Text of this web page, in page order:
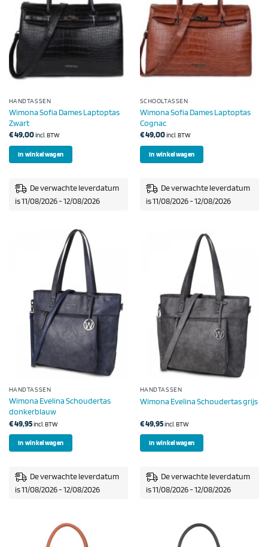
HANDTASSEN
Wimona Sofia Dames Laptoptas
Zwart
€49,00incl. BTW
In winkelwagen
De verwachte leverdatum
is 11/08/2026 - 12/08/2026
SCHOOLTASSEN
Wimona Sofia Dames Laptoptas
Cognac
€49,00incl. BTW
In winkelwagen
De verwachte leverdatum
is 11/08/2026 - 12/08/2026
HANDTASSEN
Wimona Evelina Schoudertas
donkerblauw
€49,95incl. BTW
In winkelwagen
De verwachte leverdatum
is 11/08/2026 - 12/08/2026
HANDTASSEN
Wimona Evelina Schoudertas grijs
€49,95incl. BTW
In winkelwagen
De verwachte leverdatum
is 11/08/2026 - 12/08/2026